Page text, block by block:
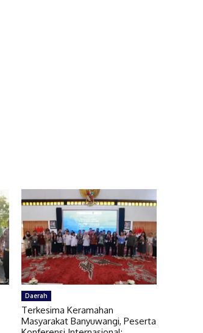
Daerah
Terkesima Keramahan
Masyarakat Banyuwangi, Peserta